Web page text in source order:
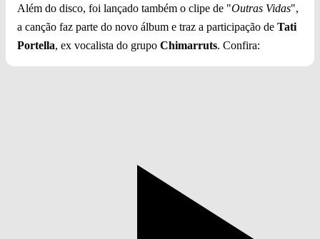
Além do disco, foi lançado também o clipe de "Outras Vidas",
a canção faz parte do novo álbum e traz a participação de Tati
Portella, ex vocalista do grupo Chimarruts. Confira: